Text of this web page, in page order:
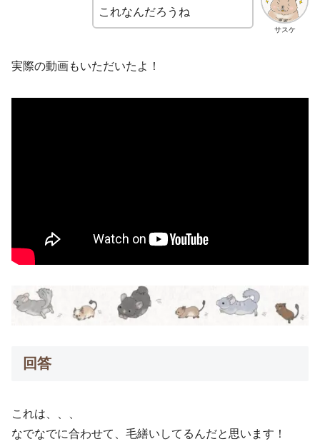
サスケ
これなんだろうね
実際の動画もいただいたよ！
回答
これは、、、
なでなでに合わせて、毛繕いしてるんだと思います！